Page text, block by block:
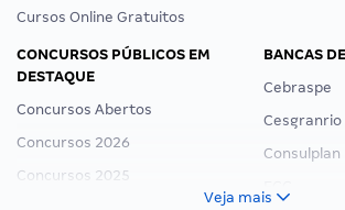
Cursos Online Gratuitos
CONCURSOS PÚBLICOS EM
DESTAQUE
Concursos Abertos
Concursos 2026
Concursos 2025
BANCAS
Cebraspe
Cesgranrio
Consulplan
Veja mais